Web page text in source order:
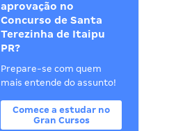
aprovação no
Concurso de Santa
Terezinha de Itaipu
PR?
Prepare-se com quem
mais entende do assunto!
Comece a estudar no
Gran Cursos